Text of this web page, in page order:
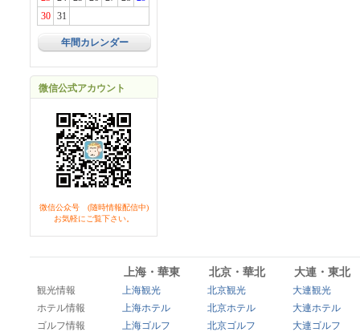
30
31
年間カレンダー
微信公式アカウント
微信公众号 (随時情報配信中)
お気軽にご覧下さい。
上海・華東 北京・華北 大連・東北
観光情報 上海観光 北京観光
大連観光
ホテル情報
上海ホテル 北京ホテル
大連ホテル
ゴルフ情報
上海ゴルフ 北京ゴルフ
大連ゴルフ